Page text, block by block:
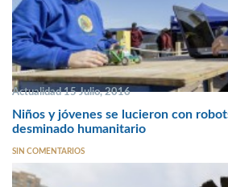
Actualidad 15 Julio, 2016
Niños y jóvenes se lucieron con
desminado humanitario
SIN COMENTARIOS